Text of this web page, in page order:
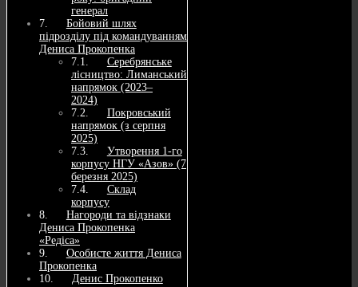
генерал
Бойовий шлях
підрозділу під командуванням
Дениса Прокопенка
Серебрянське
лісництво: Лиманський
напрямок (2023–
2024)
Покровський
напрямок (з серпня
2025)
Утворення 1-го
корпусу НГУ «Азов» (7
березня 2025)
Склад
корпусу
Нагороди та відзнаки
Дениса Прокопенка
«Редіса»
Особисте життя Дениса
Прокопенка
Денис Прокопенко